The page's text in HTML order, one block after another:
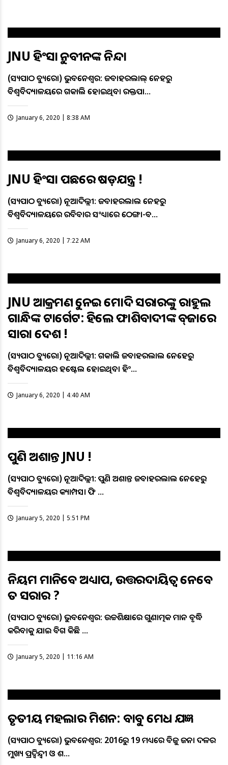
JNU ହିଂସାକୁ ନବୀନଙ୍କ ନିନ୍ଦା
(ସତ୍ୟପାଠ ବ୍ୟୁରୋ) ଭୁବନେଶ୍ବର: ଜବାହରଲାଲ୍ ନେହରୁ
ବିଶ୍ବବିଦ୍ୟାଳୟରେ ଗତକାଲି ହୋଇଥିବା ରକ୍ତପାତ…
January 6, 2020 | 8:38 AM
JNU ହିଂସା ପଛରେ ଷଡ଼ଯନ୍ତ୍ର !
(ସତ୍ୟପାଠ ବ୍ୟୁରୋ) ନୂଆଦିଲ୍ଲୀ: ଜବାହରଲାଲ ନେହରୁ
ବିଶ୍ବବିଦ୍ୟାଳୟରେ ରବିବାର ସଂଧ୍ୟାରେ ଠେଙ୍ଗା-ବ…
January 6, 2020 | 7:22 AM
JNU ଆକ୍ରମଣକୁ ନେଇ ମୋଦି ସରକାରଙ୍କୁ ରାହୁଲ
ଗାନ୍ଧିଙ୍କ ଟାର୍ଗେଟ: କହିଲେ ଫାଶିବାଦୀଙ୍କ କବ୍‌ଜାରେ
ସାରା ଦେଶ !
(ସତ୍ୟପାଠ ବ୍ୟୁରୋ) ନୂଆଦିଲ୍ଲୀ: ଗତକାଲି ଜବାହରଲାଲ ନେହେରୁ
ବିଶ୍ବବିଦ୍ୟାଳୟର ହଷ୍ଟେଲ ହୋଇଥିବା ହିଂ…
January 6, 2020 | 4:40 AM
ପୁଣି ଅଶାନ୍ତ JNU !
(ସତ୍ୟପାଠ ବ୍ୟୁରୋ) ନୂଆଦିଲ୍ଲୀ: ପୁଣି ଅଶାନ୍ତ ଜବାହରଲାଲ ନେହେରୁ
ବିଶ୍ବବିଦ୍ୟାଳୟର କ୍ୟାମ୍ପସ। ଫି …
January 5, 2020 | 5:51 PM
ନିୟମ ମାନିବେ ଅଧ୍ୟାପକ, ଉତ୍ତରଦାୟିତ୍ବ ନେବେ
ତ ସରକାର ?
(ସତ୍ୟପାଠ ବ୍ୟୁରୋ) ଭୁବନେଶ୍ବର: ଉଚ୍ଚଶିକ୍ଷାରେ ଗୁଣାତ୍ମକ ମାନ ବୃଦ୍ଧି
କରିବାକୁ ଯାଇ ବିଗତ କିଛି …
January 5, 2020 | 11:16 AM
ତୃତୀୟ ମହଲାର ମିଶନ: ବାବୁ ମେଧ ଯଜ୍ଞ
(ସତ୍ୟପାଠ ବ୍ୟୁରୋ) ଭୁବନେଶ୍ବର: 2016ରୁ 19 ମଧ୍ୟରେ ବିଜୁ ଜନତା ଦଳର
ମୁଖ୍ୟ ପ୍ରତିଦ୍ବନ୍ଦ୍ବୀ ଓ ଶ…